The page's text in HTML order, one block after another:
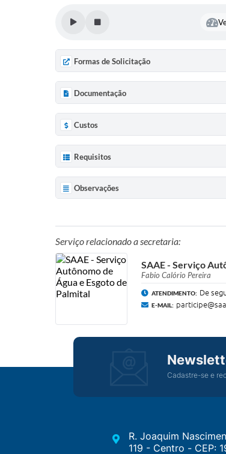
Formas de Solicitação
Documentação
Custos
Requisitos
Observações
Serviço relacionado a secretaria:
SAAE - Serviço
Fabio Calório Pereira
ATENDIMENTO: De
E-MAIL:
Cadastre-se e
R. Joaquim
119 - Centro - CEP: